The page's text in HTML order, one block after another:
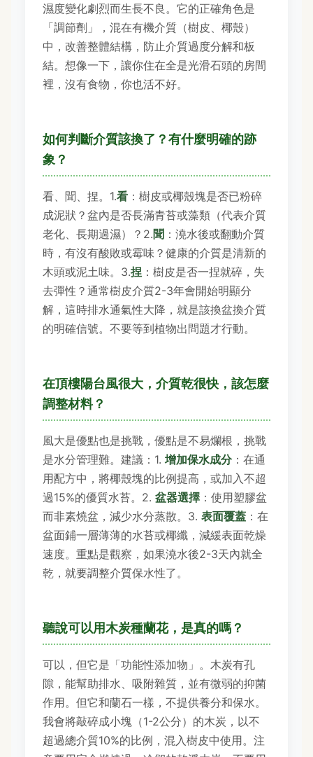
濕度變化劇烈而生長不良。它的正確角色是
「調節劑」，混在有機介質（樹皮、椰殼）
中，改善整體結構，防止介質過度分解和板
結。想像一下，讓你住在全是光滑石頭的房間
裡，沒有食物，你也活不好。
如何判斷介質該換了？有什麼明確的跡
象？
看、聞、捏。1.看 ：樹皮或椰殼塊是否已粉碎
成泥狀？盆內是否長滿青苔或藻類（代表介質
老化、長期過濕）？2.聞 ：澆水後或翻動介質
時，有沒有酸敗或霉味？健康的介質是清新的
木頭或泥土味。3.捏 ：樹皮是否一捏就碎，失
去彈性？通常樹皮介質2-3年會開始明顯分
解，這時排水通氣性大降，就是該換盆換介質
的明確信號。不要等到植物出問題才行動。
在頂樓陽台風很大，介質乾很快，該怎麼
調整材料？
風大是優點也是挑戰，優點是不易爛根，挑戰
是水分管理難。建議：1. 增加保水成分：在通
用配方中，將椰殼塊的比例提高，或加入不超
過15%的優質水苔。2. 盆器選擇 ：使用塑膠盆
而非素燒盆，減少水分蒸散。3. 表面覆蓋 ：在
盆面鋪一層薄薄的水苔或椰纖，減緩表面乾燥
速度。重點是觀察，如果澆水後2-3天內就全
乾，就要調整介質保水性了。
聽說可以用木炭種蘭花，是真的嗎？
可以，但它是「功能性添加物」。木炭有孔
隙，能幫助排水、吸附雜質，並有微弱的抑菌
作用。但它和蘭石一樣，不提供養分和保水。
我會將敲碎成小塊（1-2公分）的木炭，以不
超過總介質10%的比例，混入樹皮中使用。注